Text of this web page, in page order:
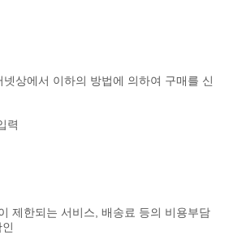
상에서 이하의 방법에 의하여 구매를 신
력
제한되는 서비스, 배송료 등의 비용부담